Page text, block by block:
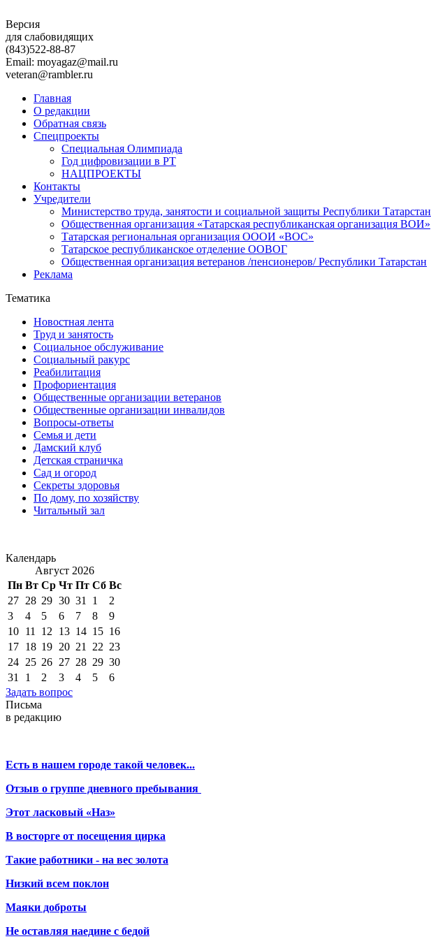
Версия
для слабовидящих
(843)522-88-87
Email: moyagaz@mail.ru
veteran@rambler.ru
Главная
О редакции
Обратная связь
Спецпроекты
Специальная Олимпиада
Год цифровизации в РТ
НАЦПРОЕКТЫ
Контакты
Учредители
Министерство труда, занятости и социальной защиты Республики Татарстан
Общественная организация «Татарская республиканская организация ВОИ»
Татарская региональная организация ОООИ «ВОС»
Татарское республиканское отделение ООВОГ
Общественная организация ветеранов /пенсионеров/ Республики Татарстан
Реклама
Тематика
Новостная лента
Труд и занятость
Социальное обслуживание
Социальный ракурс
Реабилитация
Профориентация
Общественные организации ветеранов
Общественные организации инвалидов
Вопросы-ответы
Семья и дети
Дамский клуб
Детская страничка
Сад и огород
Секреты здоровья
По дому, по хозяйству
Читальный зал
Календарь
Август 2026
Пн Вт Ср Чт Пт Сб Вс
27 28 29 30 31 1
2
3
4 5 6 7 8
9
10 11 12 13 14 15 16
17 18 19 20 21 22 23
24 25 26 27 28 29 30
31
1 2 3 4 5
6
Задать вопрос
Письма
в редакцию
Есть в нашем городе такой человек...
Отзыв о группе дневного пребывания
Этот ласковый «Наз»
В восторге от посещения цирка
Такие работники - на вес золота
Низкий всем поклон
Маяки доброты
Не оставляя наедине с бедой